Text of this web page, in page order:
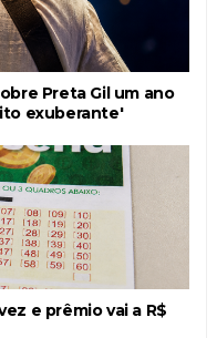
Preta Gil um ano
exuberante'
e prêmio vai a R$